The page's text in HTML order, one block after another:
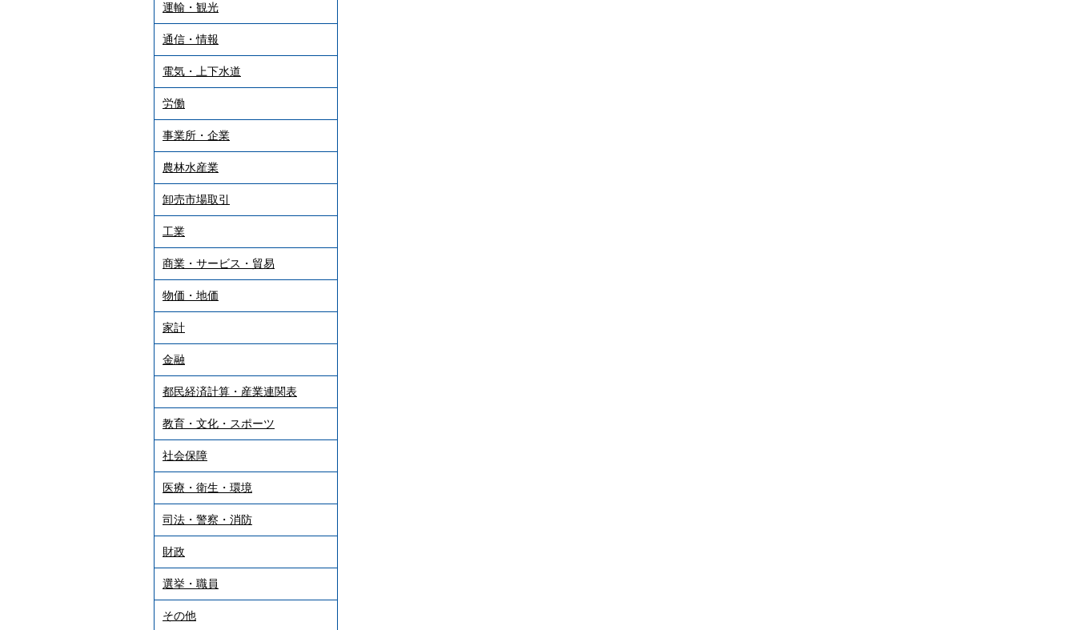
運輸・観光
通信・情報
電気・上下水道
労働
事業所・企業
農林水産業
卸売市場取引
工業
商業・サービス・貿易
物価・地価
家計
金融
都民経済計算・産業連関表
教育・文化・スポーツ
社会保障
医療・衛生・環境
司法・警察・消防
財政
選挙・職員
その他